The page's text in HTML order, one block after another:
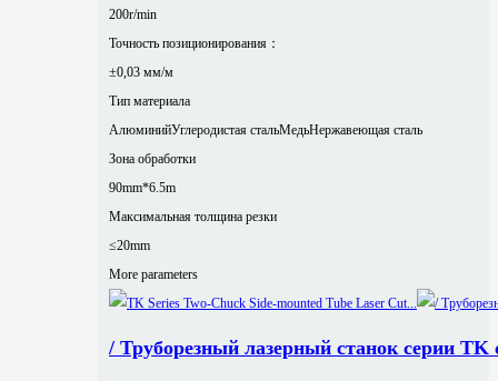
200r/min
Точность позиционирования：
±0,03 мм/м
Тип материала
АлюминийУглеродистая стальМедьНержавеющая сталь
Зона обработки
90mm*6.5m
Максимальная толщина резки
≤20mm
More parameters
/ Труборезный лазерный станок серии